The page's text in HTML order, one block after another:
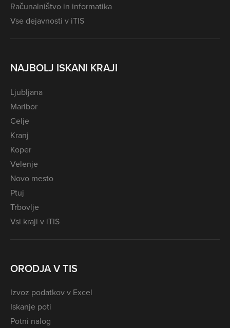
Računalništvo in informatika
Vse dejavnosti v iTIS
NAJBOLJ ISKANI KRAJI
Ljubljana
Maribor
Celje
Kranj
Koper
Velenje
Novo mesto
Ptuj
Trbovlje
Vsi kraji v iTIS
ORODJA V TIS
Izvoz podatkov v Excel
Iskanje poti
Potni nalog